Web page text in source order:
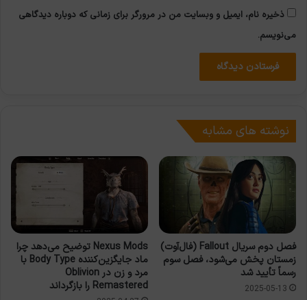
ذخیره نام، ایمیل و وبسایت من در مرورگر برای زمانی که دوباره دیدگاهی
می‌نویسم.
نوشته های مشابه
فصل دوم سریال Fallout (فال‌آوت)
زمستان پخش می‌شود، فصل سوم
رسماً تأیید شد
2025-05-13
Nexus Mods توضیح می‌دهد چرا
ماد جایگزین‌کننده Body Type با
مرد و زن در Oblivion
Remastered را بازگرداند